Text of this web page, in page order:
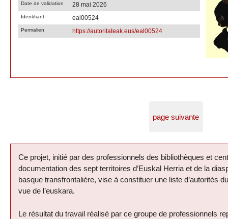
Date de validation 28 mai 2026
Identifiant eal00524
Permalien https://autoritateak.eus/eal00524
page suivante
Présentation du projet
Ce projet, initié par des professionnels des bibliothèques et
documentation des sept territoires d’Euskal Herria et de la
basque transfrontalière, vise à constituer une liste d’autorités
vue de l’euskara.
Le résultat du travail réalisé par ce groupe de professionnels